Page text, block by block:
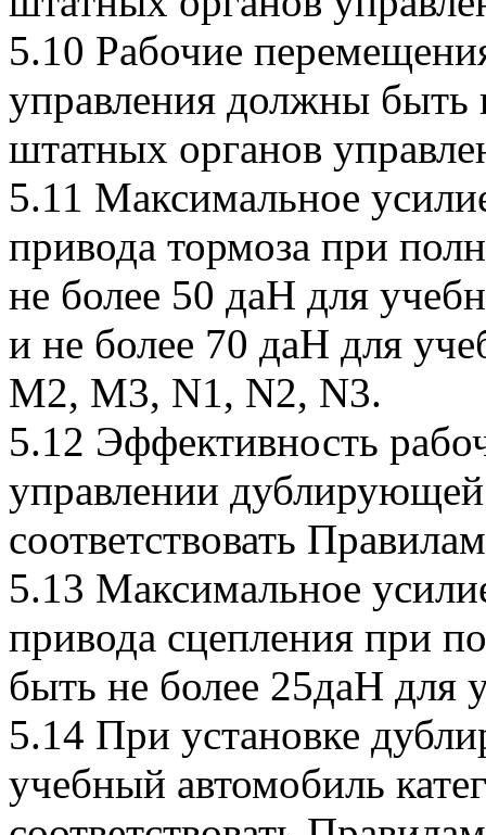
5.10 Рабочие
управления должны быть
штатных органов
5.11 Максимальное
привода тормоза при
не более 50 даН для
и не более 70 даН для
M2, М3, N1, N2, N3.
5.12 Эффективность
управлении
соответствовать
5.13 Максимальное
привода сцепления при
быть не более 25даН для
5.14 При установке
учебный автомобиль